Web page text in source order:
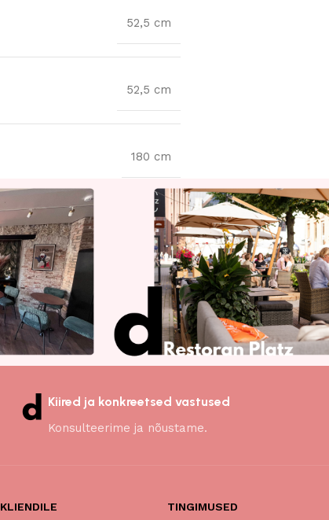
52,5 cm
52,5 cm
180 cm
Kiired ja konkreetsed vastused
Konsulteerime ja nõustame.
KLIENDILE TINGIMUSED